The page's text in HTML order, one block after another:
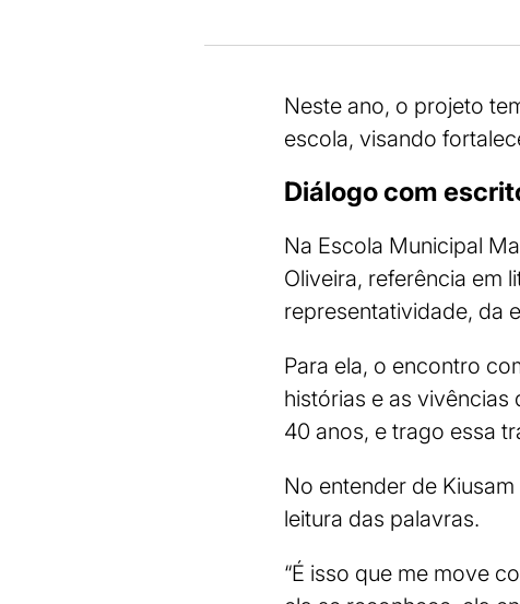
Neste ano, o projeto
escola, visando
Diálogo com
Na Escola Municipal
Oliveira, referência em
representatividade, da
Para ela, o encontro
histórias e as vivências
40 anos, e trago essa
No entender de
leitura das palavras.
“É isso que me move